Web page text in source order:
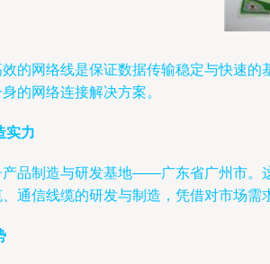
的网络线是保证数据传输稳定与快速
的网络连接解决方案。
实力
品制造与研发基地——广东省广州市。
通信线缆的研发与制造，凭借对市场